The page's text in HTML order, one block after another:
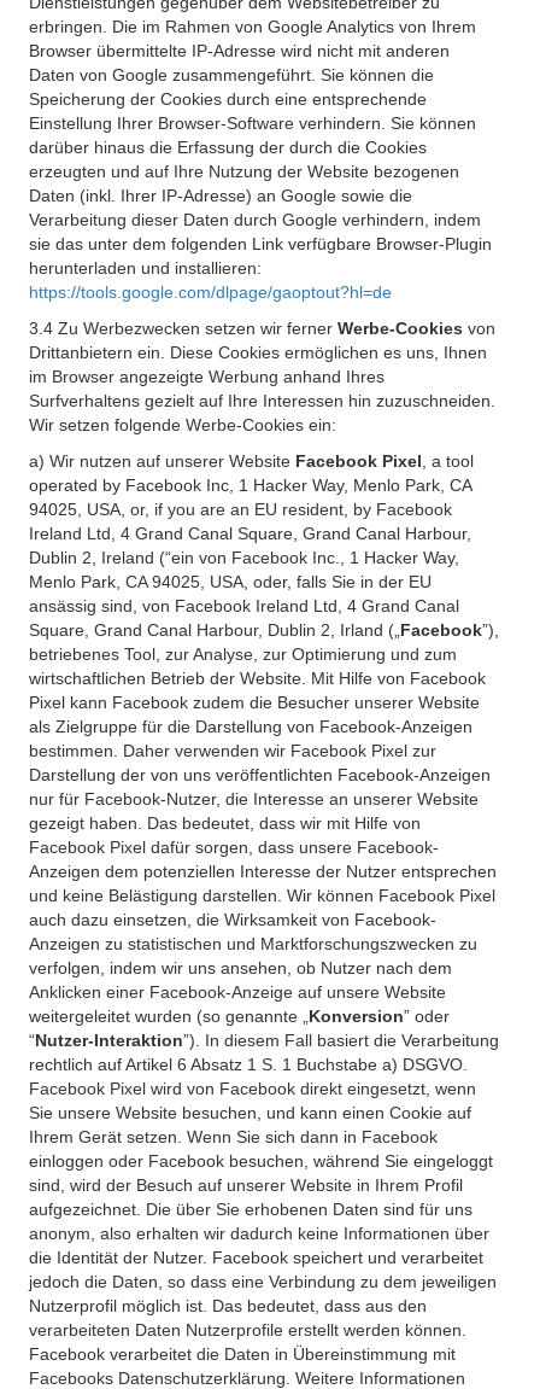
erbringen. Die im Rahmen von Google Analytics von Ihrem
Browser übermittelte IP-Adresse wird nicht mit anderen
Daten von Google zusammengeführt. Sie können die
Speicherung der Cookies durch eine entsprechende
Einstellung Ihrer Browser-Software verhindern. Sie können
darüber hinaus die Erfassung der durch die Cookies
erzeugten und auf Ihre Nutzung der Website bezogenen
Daten (inkl. Ihrer IP-Adresse) an Google sowie die
Verarbeitung dieser Daten durch Google verhindern, indem
sie das unter dem folgenden Link verfügbare Browser-Plugin
herunterladen und installieren:
https://tools.google.com/dlpage/gaoptout?hl=de
3.4 Zu Werbezwecken setzen wir ferner Werbe-Cookies von
Drittanbietern ein. Diese Cookies ermöglichen es uns, Ihnen
im Browser angezeigte Werbung anhand Ihres
Surfverhaltens gezielt auf Ihre Interessen hin zuzuschneiden.
Wir setzen folgende Werbe-Cookies ein:
a) Wir nutzen auf unserer Website Facebook Pixel , a tool
operated by Facebook Inc, 1 Hacker Way, Menlo Park, CA
94025, USA, or, if you are an EU resident, by Facebook
Ireland Ltd, 4 Grand Canal Square, Grand Canal Harbour,
Dublin 2, Ireland (“ein von Facebook Inc., 1 Hacker Way,
Menlo Park, CA 94025, USA, oder, falls Sie in der EU
ansässig sind, von Facebook Ireland Ltd, 4 Grand Canal
Square, Grand Canal Harbour, Dublin 2, Irland („ Facebook”),
betriebenes Tool, zur Analyse, zur Optimierung und zum
wirtschaftlichen Betrieb der Website. Mit Hilfe von Facebook
Pixel kann Facebook zudem die Besucher unserer Website
als Zielgruppe für die Darstellung von Facebook-Anzeigen
bestimmen. Daher verwenden wir Facebook Pixel zur
Darstellung der von uns veröffentlichten Facebook-Anzeigen
nur für Facebook-Nutzer, die Interesse an unserer Website
gezeigt haben. Das bedeutet, dass wir mit Hilfe von
Facebook Pixel dafür sorgen, dass unsere Facebook-
Anzeigen dem potenziellen Interesse der Nutzer entsprechen
und keine Belästigung darstellen. Wir können Facebook Pixel
auch dazu einsetzen, die Wirksamkeit von Facebook-
Anzeigen zu statistischen und Marktforschungszwecken zu
verfolgen, indem wir uns ansehen, ob Nutzer nach dem
Anklicken einer Facebook-Anzeige auf unsere Website
weitergeleitet wurden (so genannte „ Konversion” oder
“Nutzer-Interaktion”). In diesem Fall basiert die Verarbeitung
rechtlich auf Artikel 6 Absatz 1 S. 1 Buchstabe a) DSGVO.
Facebook Pixel wird von Facebook direkt eingesetzt, wenn
Sie unsere Website besuchen, und kann einen Cookie auf
Ihrem Gerät setzen. Wenn Sie sich dann in Facebook
einloggen oder Facebook besuchen, während Sie eingeloggt
sind, wird der Besuch auf unserer Website in Ihrem Profil
aufgezeichnet. Die über Sie erhobenen Daten sind für uns
anonym, also erhalten wir dadurch keine Informationen über
die Identität der Nutzer. Facebook speichert und verarbeitet
jedoch die Daten, so dass eine Verbindung zu dem jeweiligen
Nutzerprofil möglich ist. Das bedeutet, dass aus den
verarbeiteten Daten Nutzerprofile erstellt werden können.
Facebook verarbeitet die Daten in Übereinstimmung mit
Facebooks Datenschutzerklärung. Weitere Informationen